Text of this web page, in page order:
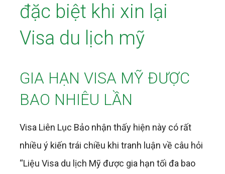
đặc biệt khi xin lại
Visa du lịch mỹ
GIA HẠN VISA MỸ ĐƯỢC
BAO NHIÊU LẦN
Visa Liên Lục Bảo nhận thấy hiện này có rất
nhiều ý kiến trái chiều khi tranh luận về câu hỏi
“Liệu Visa du lịch Mỹ được gia hạn tối đa bao